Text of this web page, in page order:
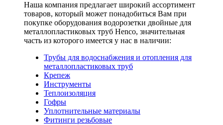
Наша компания предлагает широкий ассортимент
товаров, который может понадобиться Вам при
покупке оборудования водорозетки двойные для
металлопластиковых труб Henco, значительная
часть из которого имеется у нас в наличии:
Трубы для водоснабжения и отопления для
металлопластиковых труб
Крепеж
Инструменты
Теплоизоляция
Гофры
Уплотнительные материалы
Фитинги резьбовые